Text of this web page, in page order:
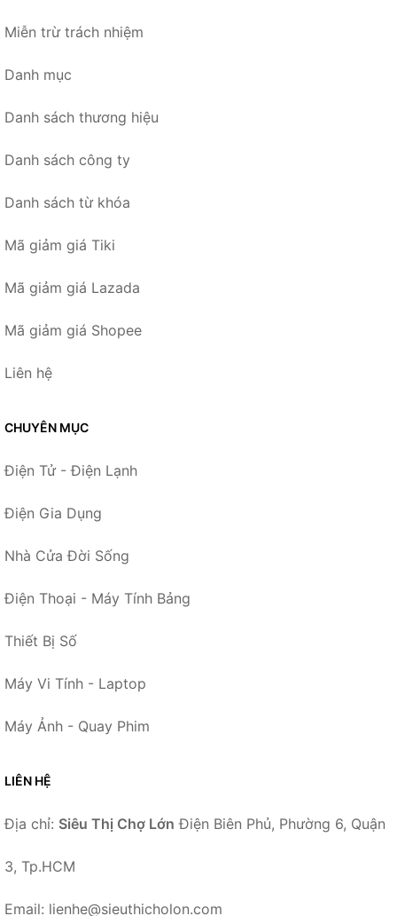
Miễn trừ trách nhiệm
Danh mục
Danh sách thương hiệu
Danh sách công ty
Danh sách từ khóa
Mã giảm giá Tiki
Mã giảm giá Lazada
Mã giảm giá Shopee
Liên hệ
CHUYÊN MỤC
Điện Tử - Điện Lạnh
Điện Gia Dụng
Nhà Cửa Đời Sống
Điện Thoại - Máy Tính Bảng
Thiết Bị Số
Máy Vi Tính - Laptop
Máy Ảnh - Quay Phim
LIÊN HỆ
Địa chỉ: Siêu Thị Chợ Lớn Điện Biên Phủ, Phường 6, Quận
3, Tp.HCM
Email: lienhe@sieuthicholon.com